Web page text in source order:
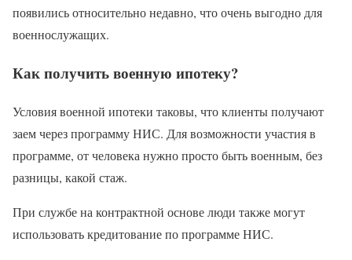
появились относительно недавно, что очень выгодно для
военнослужащих.
Как получить военную ипотеку?
Условия военной ипотеки таковы, что клиенты получают
заем через программу НИС. Для возможности участия в
программе, от человека нужно просто быть военным, без
разницы, какой стаж.
При службе на контрактной основе люди также могут
использовать кредитование по программе НИС.